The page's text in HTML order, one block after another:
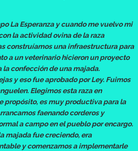
La Esperanza y cuando me vuelvo mi
la actividad ovina de la raza
construíamos una infraestructura para
a un veterinario hicieron un proyecto
la confección de una majada.
y eso fue aprobado por Ley. Fuimos
Elegimos esta raza en
propósito, es muy productiva para la
faenando corderos y
a campo en el pueblo por encargo.
majada fue creciendo, era
y comenzamos a implementarle